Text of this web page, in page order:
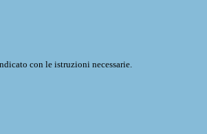
con le istruzioni necessarie.